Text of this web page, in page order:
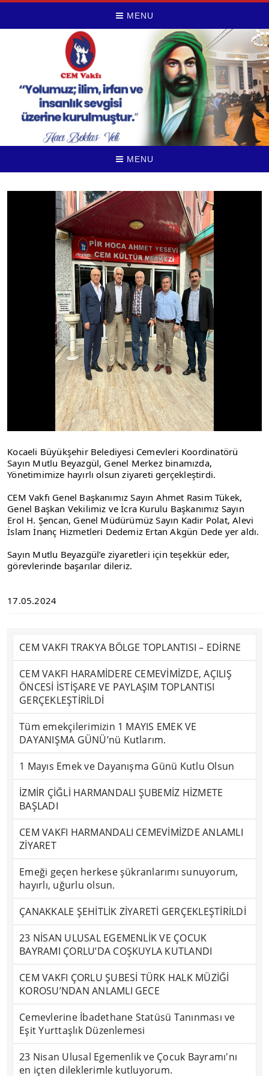
MENU
MENU
Kocaeli Büyükşehir Belediyesi Cemevleri Koordinatörü
Sayın Mutlu Beyazgül, Genel Merkez binamızda,
Yönetimimize hayırlı olsun ziyareti gerçekleştirdi.
CEM Vakfı Genel Başkanımız Sayın Ahmet Rasim Tükek,
Genel Başkan Vekilimiz ve İcra Kurulu Başkanımız Sayın
Erol H. Şencan, Genel Müdürümüz Sayın Kadir Polat, Alevi
İslam İnanç Hizmetleri Dedemiz Ertan Akgün Dede yer aldı.
Sayın Mutlu Beyazgül’e ziyaretleri için teşekkür eder,
görevlerinde başarılar dileriz.
17.05.2024
CEM VAKFI TRAKYA BÖLGE TOPLANTISI – EDİRNE
CEM VAKFI HARAMİDERE CEMEVİMİZDE, AÇILIŞ
ÖNCESİ İSTİŞARE VE PAYLAŞIM TOPLANTISI
GERÇEKLEŞTİRİLDİ
Tüm emekçilerimizin 1 MAYIS EMEK VE
DAYANIŞMA GÜNÜ’nü Kutlarım.
1 Mayıs Emek ve Dayanışma Günü Kutlu Olsun
İZMİR ÇİĞLİ HARMANDALI ŞUBEMİZ HİZMETE
BAŞLADI
CEM VAKFI HARMANDALI CEMEVİMİZDE ANLAMLI
ZİYARET
Emeği geçen herkese şükranlarımı sunuyorum,
hayırlı, uğurlu olsun.
ÇANAKKALE ŞEHİTLİK ZİYARETİ GERÇEKLEŞTİRİLDİ
23 NİSAN ULUSAL EGEMENLİK VE ÇOCUK
BAYRAMI ÇORLU’DA COŞKUYLA KUTLANDI
CEM VAKFI ÇORLU ŞUBESİ TÜRK HALK MÜZİĞİ
KOROSU’NDAN ANLAMLI GECE
Cemevlerine İbadethane Statüsü Tanınması ve
Eşit Yurttaşlık Düzenlemesi
23 Nisan Ulusal Egemenlik ve Çocuk Bayramı'nı
en içten dileklerimle kutluyorum.